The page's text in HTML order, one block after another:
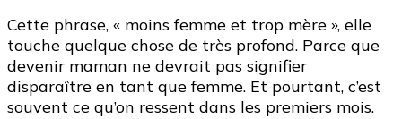
Cette phrase, « moins femme et trop mère », elle
touche quelque chose de très profond. Parce que
devenir maman ne devrait pas signifier
disparaître en tant que femme. Et pourtant, c’est
souvent ce qu’on ressent dans les premiers mois.